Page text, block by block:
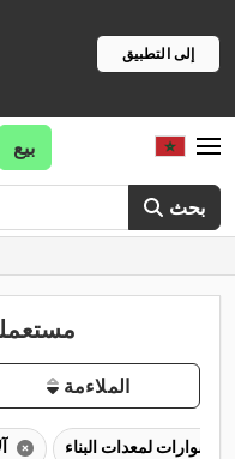
إلى التطبيق
بحث
بيع
الملاءمة
آلات البناء